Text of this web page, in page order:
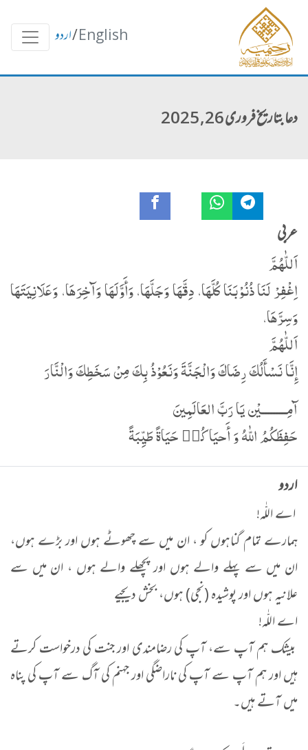
English
/اردو
دعا بتاریخ فروری 26, 2025
عربی
اَللّٰهُمَّ
اِغْفِرْ لَنَا ذُنُوْبَنَا کُلَّھَا، دِقَّھَا وَجَلَّھَا، وَأَوَّلَھَا وَآخِرَھَا، وَعَلَانِیَتَھَا
وَسِرَّھَا،
اَللّٰهُمَّ
إِنَّا نَسْأَلُكَ رِضَاكَ وَالْجَنَّةَ وَنَعُوْذُ بِكَ مِنْ سَخَطِكَ وَالْنَّارَ
آمِـــــــــيْن يَا رَبَّ العَالَمِينَ
حَفِظَكُمُ اللّٰهُ وَ أَحيَاكُم٘ حَيَاةً طَيِّبَةً
اردو
اے اللّٰہ!
ہمارے تمام گناہوں کو ، ان میں سے چھوٹے ہوں اور بڑے ہوں،
ان میں سے پہلے والے ہوں اور پچھلے والے ہوں ، ان میں سے
علانیہ ہوں اور پوشیدہ (نجی) ہوں، بخش دیجیے
اے اللّٰہ!
بیشک ہم آپ سے، آپ کی رضامندی اور جنت کی درخواست کرتے
ہیں اور ہم آپ سے آپ کی ناراضگی اور جہنم کی آگ سے آپ کی پناہ
میں آتے ہیں۔